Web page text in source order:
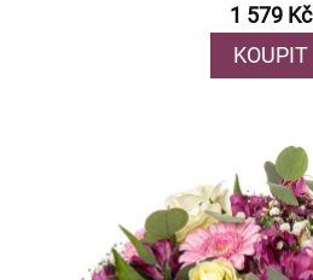
1 579 Kč
KOUPIT